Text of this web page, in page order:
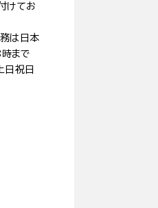
けてお
は日本
まで
日祝日